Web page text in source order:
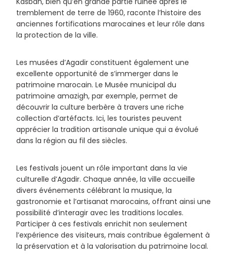
tremblement de terre de 1960, raconte l’histoire des
anciennes fortifications marocaines et leur rôle dans
la protection de la ville.
Les musées d’Agadir constituent également une
excellente opportunité de s’immerger dans le
patrimoine marocain. Le Musée municipal du
patrimoine amazigh, par exemple, permet de
découvrir la culture berbère à travers une riche
collection d’artéfacts. Ici, les touristes peuvent
apprécier la tradition artisanale unique qui a évolué
dans la région au fil des siècles.
Les festivals jouent un rôle important dans la vie
culturelle d’Agadir. Chaque année, la ville accueille
divers événements célébrant la musique, la
gastronomie et l’artisanat marocains, offrant ainsi une
possibilité d’interagir avec les traditions locales.
Participer à ces festivals enrichit non seulement
l’expérience des visiteurs, mais contribue également à
la préservation et à la valorisation du patrimoine local.